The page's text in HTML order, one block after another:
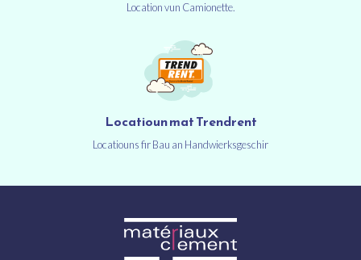
Location vun Camionette.
Locatioun mat Trendrent
Locatiouns fir Bau an Handwierksgeschir